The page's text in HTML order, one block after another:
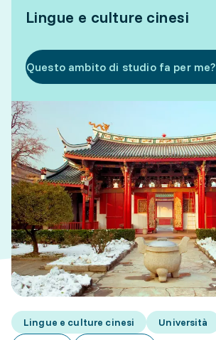
Lingue e culture cinesi
Questo ambito di studio fa per me?
Lingue e culture cinesi Università